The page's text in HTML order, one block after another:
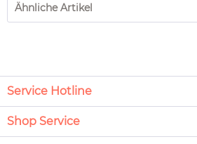
Ähnliche Artikel
Service Hotline
Shop Service